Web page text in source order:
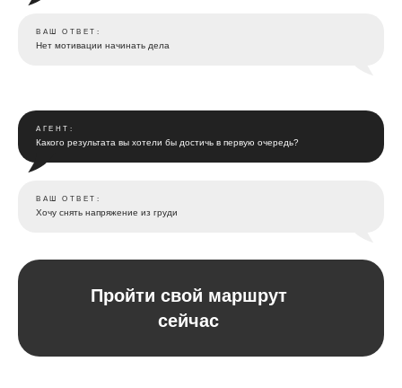
ВАШ ОТВЕТ:
Нет мотивации начинать дела
АГЕНТ:
Какого результата вы хотели бы достичь в первую очередь?
ВАШ ОТВЕТ:
Хочу снять напряжение из груди
Пройти свой маршрут
сейчас